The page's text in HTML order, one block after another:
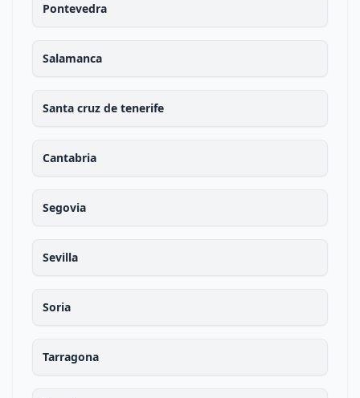
Pontevedra
Salamanca
Santa cruz de tenerife
Cantabria
Segovia
Sevilla
Soria
Tarragona